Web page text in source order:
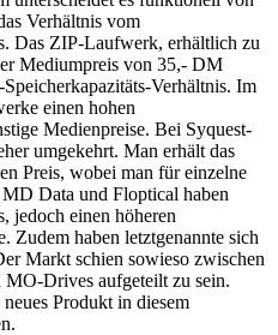
Verhältnis vom
Das ZIP-Laufwerk, erhältlich zu
Mediumpreis von 35,- DM
Verhältnis. Im
einen hohen
Medienpreise. Bei Syquest-
umgekehrt. Man erhält das
Preis, wobei man für einzelne
Data und Floptical haben
jedoch einen höheren
Zudem haben letztgenannte sich
Markt schien sowieso zwischen
MO-Drives aufgeteilt zu sein.
Produkt in diesem